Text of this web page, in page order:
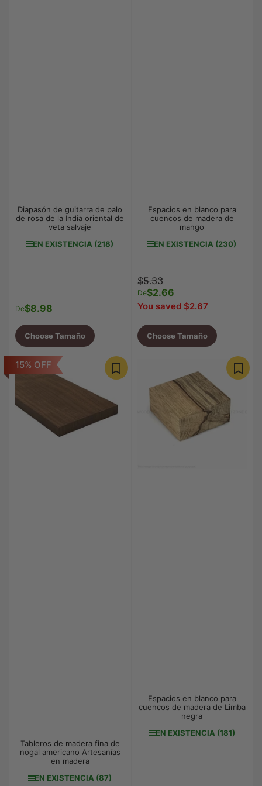
Diapasón de guitarra de palo
de rosa de la India oriental de
veta salvaje
EN EXISTENCIA (218)
Precio
regular
De$8.98
Choose Tamaño
Espacios en blanco para
cuencos de madera de
mango
EN EXISTENCIA (230)
Precio
regular
$5.33Precio
de
venta
De$2.66
You saved $2.67
Choose Tamaño
15% OFF
Tableros de madera fina de
nogal americano Artesanías
en madera
EN EXISTENCIA (87)
Espacios en blanco para
cuencos de madera de Limba
negra
EN EXISTENCIA (181)